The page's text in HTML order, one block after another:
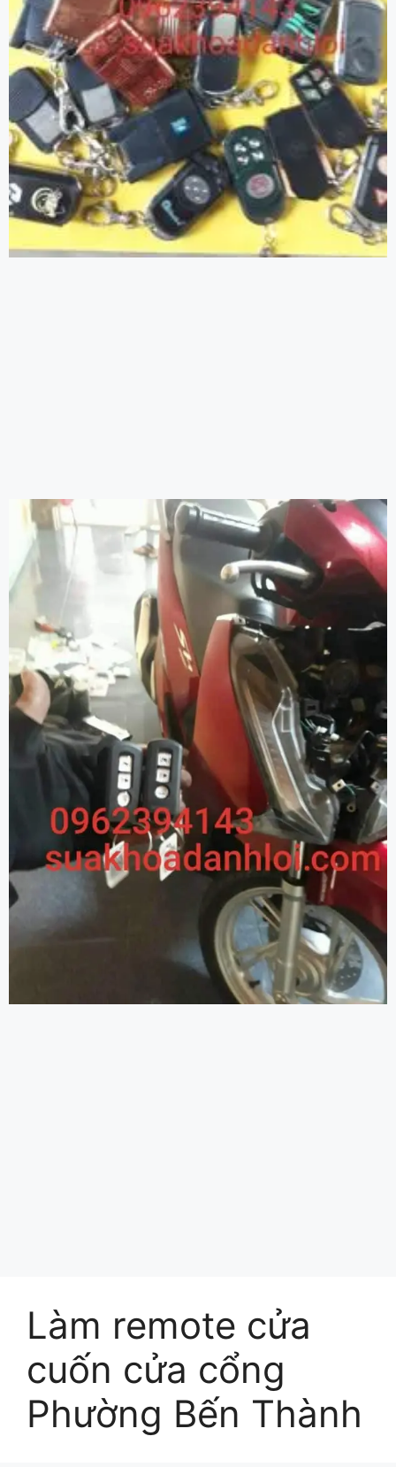
Làm remote cửa
cuốn cửa cổng
Phường Bến Thành